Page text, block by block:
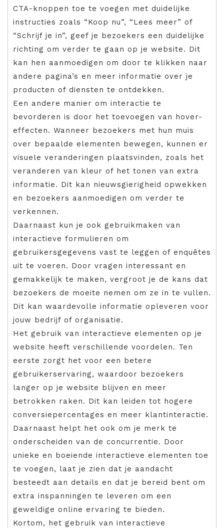
CTA-knoppen toe te voegen met duidelijke
instructies zoals “Koop nu”, “Lees meer” of
“Schrijf je in”, geef je bezoekers een duidelijke
richting om verder te gaan op je website. Dit
kan hen aanmoedigen om door te klikken naar
andere pagina’s en meer informatie over je
producten of diensten te ontdekken.
Een andere manier om interactie te
bevorderen is door het toevoegen van hover-
effecten. Wanneer bezoekers met hun muis
over bepaalde elementen bewegen, kunnen er
visuele veranderingen plaatsvinden, zoals het
veranderen van kleur of het tonen van extra
informatie. Dit kan nieuwsgierigheid opwekken
en bezoekers aanmoedigen om verder te
verkennen.
Daarnaast kun je ook gebruikmaken van
interactieve formulieren om
gebruikersgegevens vast te leggen of enquêtes
uit te voeren. Door vragen interessant en
gemakkelijk te maken, vergroot je de kans dat
bezoekers de moeite nemen om ze in te vullen.
Dit kan waardevolle informatie opleveren voor
jouw bedrijf of organisatie.
Het gebruik van interactieve elementen op je
website heeft verschillende voordelen. Ten
eerste zorgt het voor een betere
gebruikerservaring, waardoor bezoekers
langer op je website blijven en meer
betrokken raken. Dit kan leiden tot hogere
conversiepercentages en meer klantinteractie.
Daarnaast helpt het ook om je merk te
onderscheiden van de concurrentie. Door
unieke en boeiende interactieve elementen toe
te voegen, laat je zien dat je aandacht
besteedt aan details en dat je bereid bent om
extra inspanningen te leveren om een
geweldige online ervaring te bieden.
Kortom, het gebruik van interactieve